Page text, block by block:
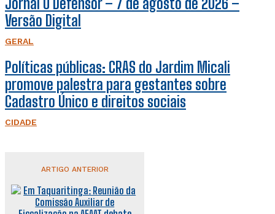
Versão Digital
GERAL
Políticas públicas: CRAS do Jardim Micali
promove palestra para gestantes sobre
Cadastro Único e direitos sociais
CIDADE
ARTIGO ANTERIOR